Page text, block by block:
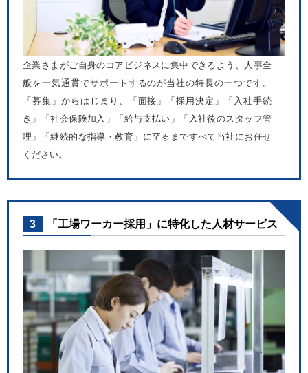
企業さまがご自身のコアビジネスに集中できるよう、人事全
般を一気通貫でサポートするのが当社の特長の一つです。
「募集」からはじまり、「面接」「採用決定」「入社手続
き」「社会保険加入」「給与支払い」「入社後のスタッフ管
理」「継続的な指導・教育」に至るまですべて当社にお任せ
ください。
3 「工場ワーカー採用」に特化した人材サービス